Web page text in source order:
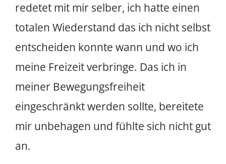
redetet mit mir selber, ich hatte einen
totalen Wiederstand das ich nicht selbst
entscheiden konnte wann und wo ich
meine Freizeit verbringe. Das ich in
meiner Bewegungsfreiheit
eingeschränkt werden sollte, bereitete
mir unbehagen und fühlte sich nicht gut
an.